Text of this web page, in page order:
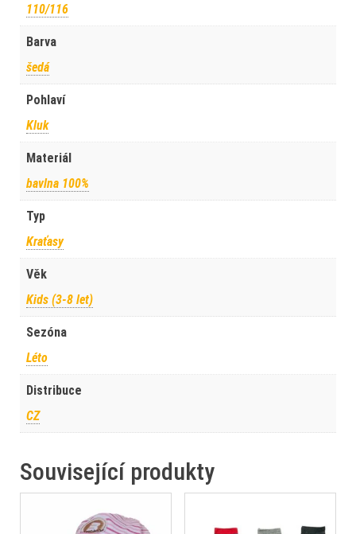
110/116
Barva
šedá
Pohlaví
Kluk
Materiál
bavlna 100%
Typ
Kraťasy
Věk
Kids (3-8 let)
Sezóna
Léto
Distribuce
CZ
Související produkty